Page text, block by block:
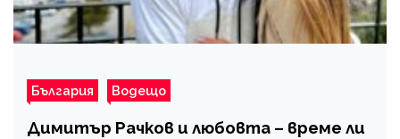
България Водещо
Димитър Рачков и любовта – време ли